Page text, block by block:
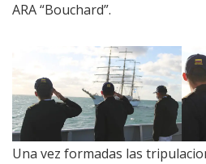
ARA “Bouchard”.
Una vez formadas las